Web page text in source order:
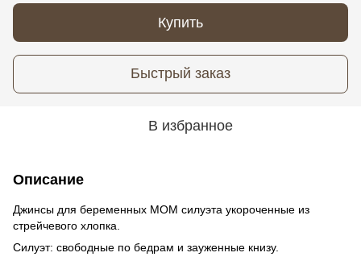
Купить
Быстрый заказ
В избранное
Описание
Джинсы для беременных MOM силуэта укороченные из
стрейчевого хлопка.
Силуэт: свободные по бедрам и зауженные книзу.